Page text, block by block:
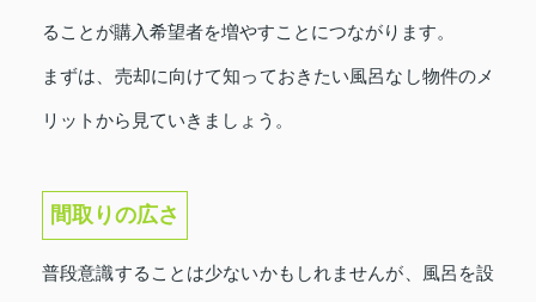
ることが購入希望者を増やすことにつながります。
まずは、売却に向けて知っておきたい風呂なし物件のメ
リットから見ていきましょう。
間取りの広さ
普段意識することは少ないかもしれませんが、風呂を設